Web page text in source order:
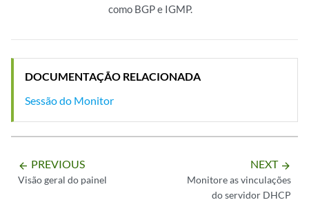
como BGP e IGMP.
DOCUMENTAÇÃO RELACIONADA
Sessão do Monitor
arrow_backward PREVIOUS
Visão geral do painel
NEXT arrow_forward
Monitore as vinculações
do servidor DHCP